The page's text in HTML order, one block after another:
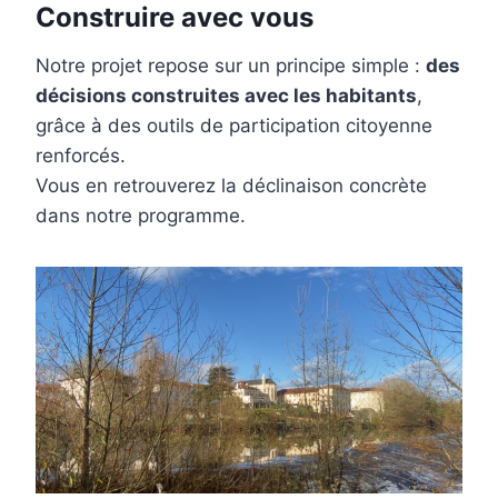
Construire avec vous
Notre projet repose sur un principe simple : des
décisions construites avec les habitants,
grâce à des outils de participation citoyenne
renforcés.
Vous en retrouverez la déclinaison concrète
dans notre programme.